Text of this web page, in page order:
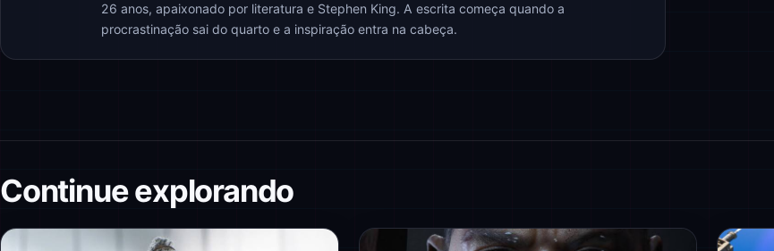
26 anos, apaixonado por literatura e Stephen King. A escrita começa quando a
procrastinação sai do quarto e a inspiração entra na cabeça.
Continue explorando